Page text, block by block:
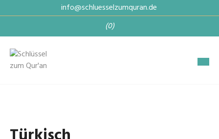
to
info@schluesselzumquran.de
(0)